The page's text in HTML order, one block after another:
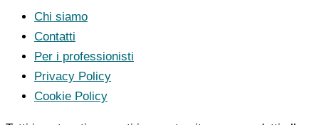
Chi siamo
Contatti
Per i professionisti
Privacy Policy
Cookie Policy